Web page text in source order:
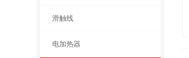
滑触线
电加热器